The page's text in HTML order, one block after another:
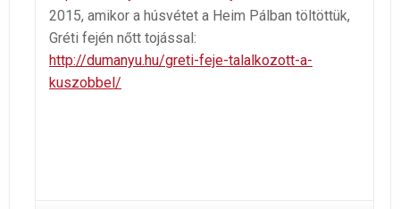
2015, amikor a húsvétet a Heim Pálban töltöttük,
Gréti fején nőtt tojással:
http://dumanyu.hu/greti-feje-talalkozott-a-
kuszobbel/